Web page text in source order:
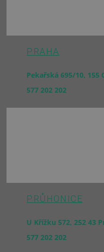
PRAHA
Pekařská 695/10, 155
577 202 202
PRŮHONICE
U Křížku 572, 252 43
577 202 202